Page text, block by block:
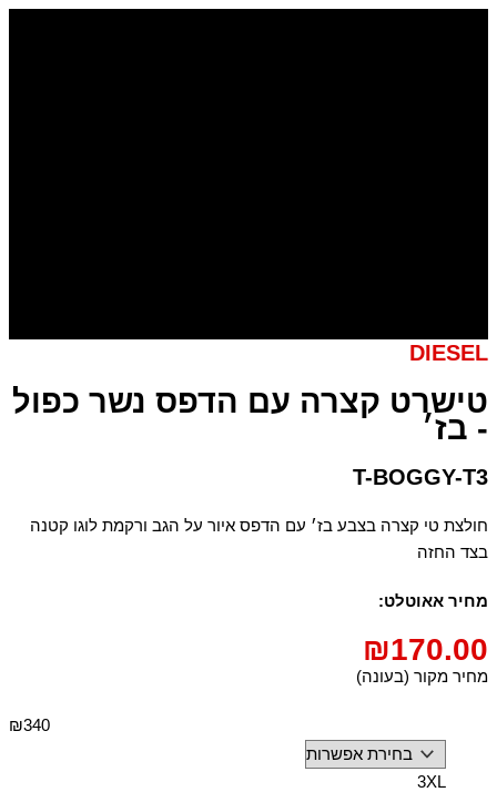
דילוג
DIESEL
טישרט קצרה עם הדפס נשר כפול
- בז׳
T-BOGGY-T3
חולצת טי קצרה בצבע בז׳ עם הדפס איור על הגב ורקמת לוגו קטנה
בצד החזה
מחיר אאוטלט:
₪170.00
מחיר מקור (בעונה)
₪340
3XL
כמות